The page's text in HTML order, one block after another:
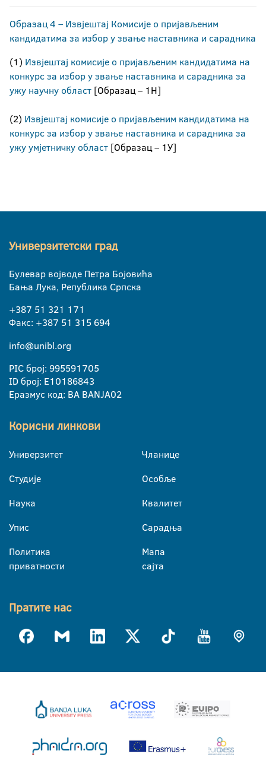
Образац 4 – Извјештај Комисије о пријављеним
кандидатима за избор у звање наставника и сарадника
(1) Извјештај комисије о пријављеним кандидатима на
конкурс за избор у звање наставника и сарадника за
ужу научну област [Образац – 1Н]
(2) Извјештај комисије о пријављеним кандидатима на
конкурс за избор у звање наставника и сарадника за
ужу умјетничку област [Образац – 1У]
Универзитетски град
Булевар војводе Петра Бојовића
Бања Лука, Република Српска
+387 51 321 171
Факс: +387 51 315 694
info@unibl.org
PIC број: 995591705
ID број: E10186843
Еразмус код: BA BANJA02
Корисни линкови
Универзитет
Студије
Наука
Упис
Политика
приватности
Чланице
Особље
Квалитет
Сарадња
Мапа
сајта
Пратите нас